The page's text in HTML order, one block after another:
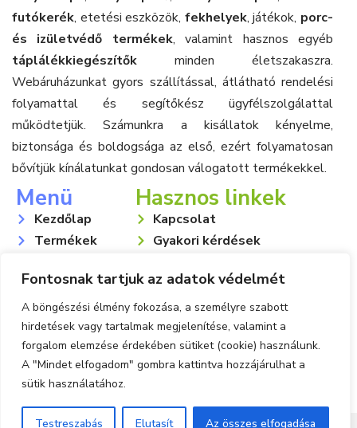
Fontosnak tartjuk az adatok védelmét
A böngészési élmény fokozása, a személyre szabott
hirdetések vagy tartalmak megjelenítése, valamint a
forgalom elemzése érdekében sütiket (cookie) használunk.
A "Mindet elfogadom" gombra kattintva hozzájárulhat a
sütik használatához.
Testreszabás Elutasít Az összes elfogadása
futókerék, etetési eszközök, fekhelyek, játékok, porc-
és izületvédő termékek, valamint hasznos egyéb
táplálékkiegészítők minden életszakaszra.
Webáruházunkat gyors szállítással, átlátható rendelési
folyamattal és segítőkész ügyfélszolgálattal
működtetjük. Számunkra a kisállatok kényelme,
biztonsága és boldogsága az első, ezért folyamatosan
bővítjük kínálatunkat gondosan válogatott termékekkel.
Menü
Kezdőlap
Termékek
Blog
Fiókom
Kosár
Hasznos linkek
Kapcsolat
Gyakori kérdések
feltételek
Adatvédelmi irányelvek
Cookie tájékoztató